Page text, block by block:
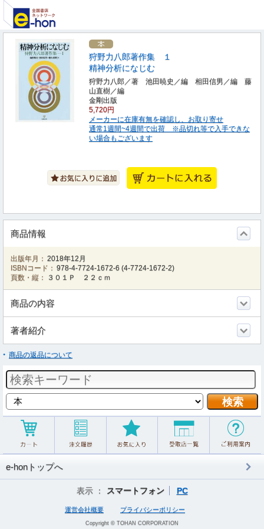
狩野力八郎著作集 １
精神分析になじむ
狩野力八郎／著 池田暁史／編 相田信男／編 藤
山直樹／編
金剛出版
5,720円
メーカーに在庫有無を確認し、お取り寄せ
通常1週間~4週間で出荷 ※品切れ等で入手できな
い場合もございます
商品情報
出版年月： 2018年12月
ISBNコード： 978-4-7724-1672-6 (4-7724-1672-2)
頁数・縦：
３０１Ｐ ２２ｃｍ
商品の内容
著者紹介
商品の返品について
e-honトップへ
表示 ： スマートフォン PC
運営会社概要 プライバシーポリシー
Copyright © TOHAN CORPORATION